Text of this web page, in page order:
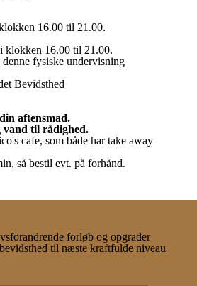
16.00 til 21.00.
klokken 16.00 til 21.00.
fysiske undervisning
Bevidsthed
aftensmad.
vand til rådighed.
cafe, som både har take away
så bestil evt. på forhånd.
forløb og opgrader
til næste kraftfulde niveau